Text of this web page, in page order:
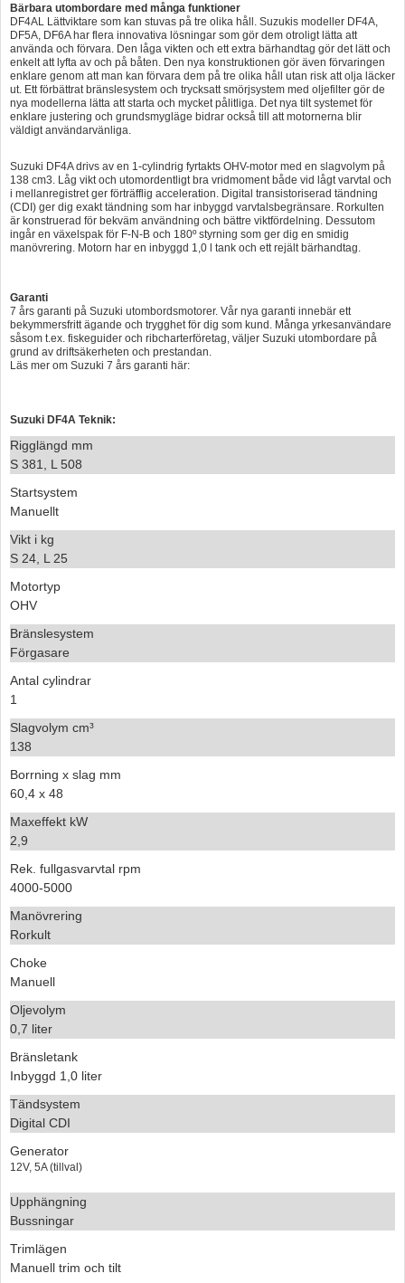
Bärbara utombordare med många funktioner
DF4AL Lättviktare som kan stuvas på tre olika håll. Suzukis modeller DF4A,
DF5A, DF6A har flera innovativa lösningar som gör dem otroligt lätta att
använda och förvara. Den låga vikten och ett extra bärhandtag gör det lätt och
enkelt att lyfta av och på båten. Den nya konstruktionen gör även förvaringen
enklare genom att man kan förvara dem på tre olika håll utan risk att olja läcker
ut. Ett förbättrat bränslesystem och trycksatt smörjsystem med oljefilter gör de
nya modellerna lätta att starta och mycket pålitliga. Det nya tilt systemet för
enklare justering och grundsmygläge bidrar också till att motornerna blir
väldigt användarvänliga.
Suzuki DF4A drivs av en 1-cylindrig fyrtakts OHV-motor med en slagvolym på
138 cm3. Låg vikt och utomordentligt bra vridmoment både vid lågt varvtal och
i mellanregistret ger förträfflig acceleration. Digital transistoriserad tändning
(CDI) ger dig exakt tändning som har inbyggd varvtalsbegränsare. Rorkulten
är konstruerad för bekväm användning och bättre viktfördelning. Dessutom
ingår en växelspak för F-N-B och 180º styrning som ger dig en smidig
manövrering. Motorn har en inbyggd 1,0 l tank och ett rejält bärhandtag.
Garanti
7 års garanti på Suzuki utombordsmotorer. Vår nya garanti innebär ett
bekymmersfritt ägande och trygghet för dig som kund. Många yrkesanvändare
såsom t.ex. fiskeguider och ribcharterföretag, väljer Suzuki utombordare på
grund av driftsäkerheten och prestandan.
Läs mer om Suzuki 7 års garanti här:
Suzuki DF4A Teknik:
Rigglängd mm
S 381, L 508
Startsystem
Manuellt
Vikt i kg
S 24, L 25
Motortyp
OHV
Bränslesystem
Förgasare
Antal cylindrar
1
Slagvolym cm³
138
Borrning x slag mm
60,4 x 48
Maxeffekt kW
2,9
Rek. fullgasvarvtal rpm
4000-5000
Manövrering
Rorkult
Choke
Manuell
Oljevolym
0,7 liter
Bränsletank
Inbyggd 1,0 liter
Tändsystem
Digital CDI
Generator
12V, 5A (tillval)
Upphängning
Bussningar
Trimlägen
Manuell trim och tilt